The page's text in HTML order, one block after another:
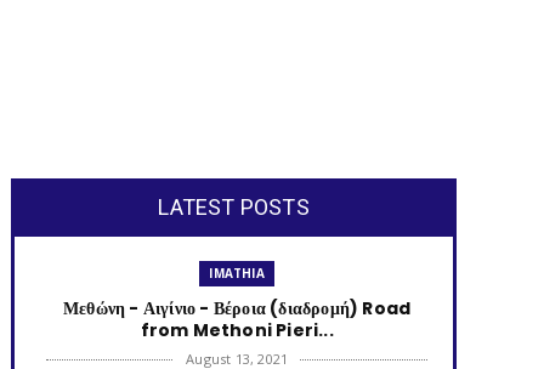
LATEST POSTS
IMATHIA
Μεθώνη - Αιγίνιο - Βέροια (διαδρομή) Road
from Methoni Pieri...
August 13, 2021